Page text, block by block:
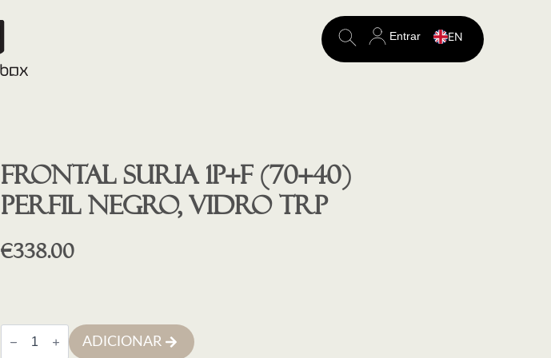
Search
Entrar EN
Frontal Suria 1P+F (70+40)
Perfil NEGRO, Vidro trp
€338.00
Quantidade
de
Frontal
ADICIONAR